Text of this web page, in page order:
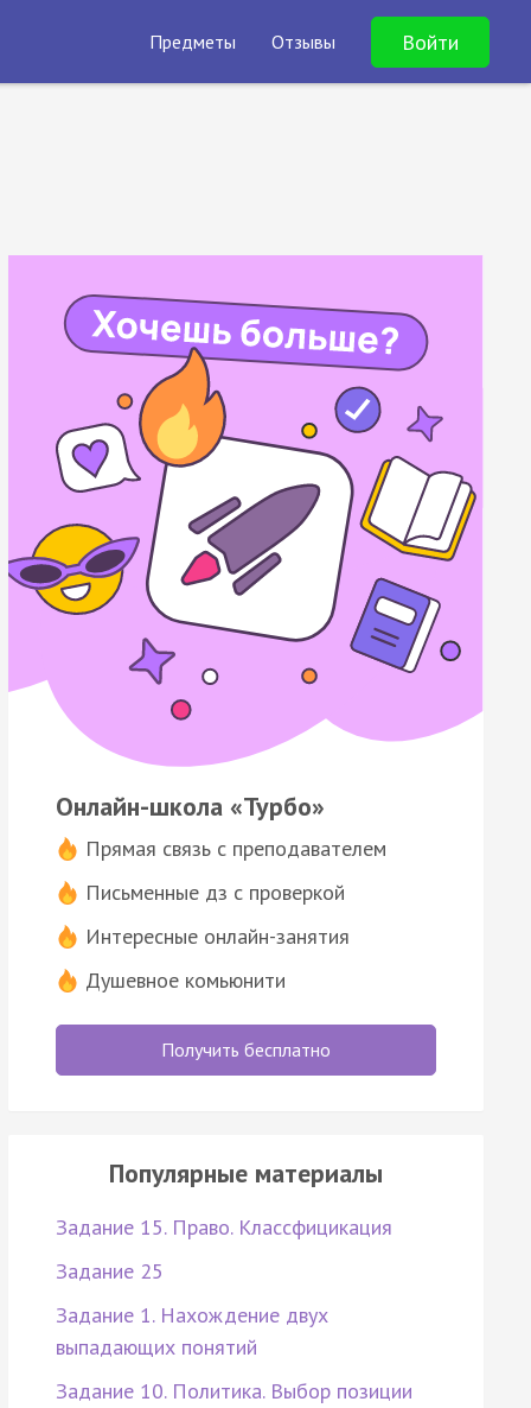
Предметы Отзывы Войти
Онлайн-школа «Турбо»
Прямая связь с преподавателем
Письменные дз с проверкой
Интересные онлайн-занятия
Душевное комьюнити
Получить бесплатно
Популярные материалы
Задание 15. Право. Классфицикация
Задание 25
Задание 1. Нахождение двух
выпадающих понятий
Задание 10. Политика. Выбор позиции